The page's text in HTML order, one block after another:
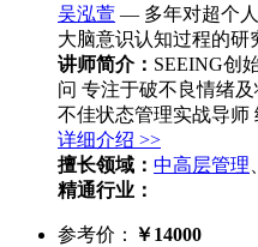
吴泓萱 — 多年对超个
大脑意识认知过程的研
讲师简介： SEEING创
问 专注于破不良情绪
不佳状态管理实战导师
详细介绍 >>
擅长领域： 中高层管理
精通行业：
参考价： ￥14000